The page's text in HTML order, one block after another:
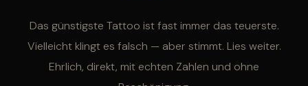
Das günstigste Tattoo ist fast immer das teuerste.
Vielleicht klingt es falsch — aber stimmt. Lies weiter.
Ehrlich, direkt, mit echten Zahlen und ohne